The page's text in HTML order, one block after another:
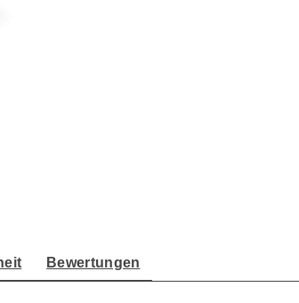
Bewertungen